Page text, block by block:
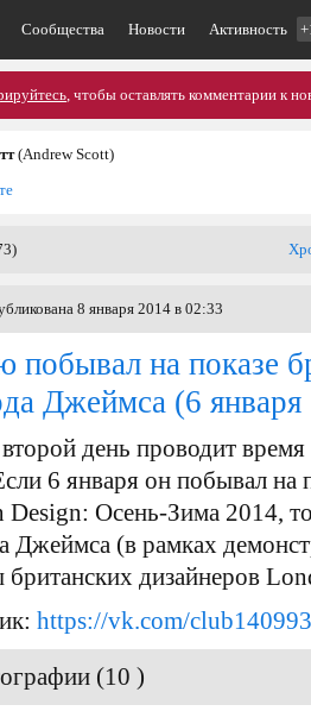
Сообщества Новости Активность
, чтобы оставлять комментарии к
(Andrew Scott)
8 января 2014 в 02:33
побывал на показе
Джеймса (6
день проводит время
6 января он побывал на
Design: Осень-Зима 2014,
Джеймса (в рамках
дизайнеров
https://vk.com/
(10 )